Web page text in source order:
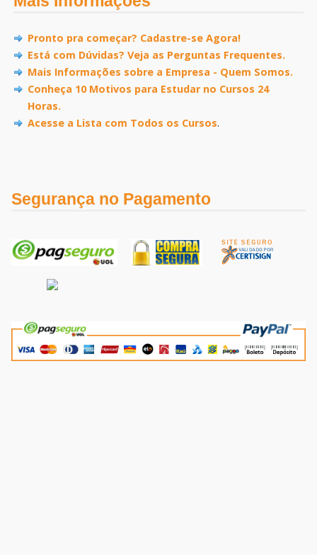
Pronto pra começar? Cadastre-se Agora!
Está com Dúvidas? Veja as Perguntas Frequentes.
Mais Informações sobre a Empresa - Quem Somos.
Conheça 10 Motivos para Estudar no Cursos 24
Horas.
Acesse a Lista com Todos os Cursos.
Segurança no Pagamento